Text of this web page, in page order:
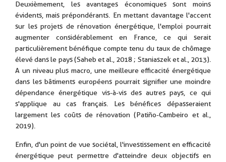
Deuxièmement, les avantages économiques sont moins
évidents, mais prépondérants. En mettant davantage l'accent
sur les projets de rénovation énergétique, l'emploi pourrait
augmenter considérablement en France, ce qui serait
particulièrement bénéfique compte tenu du taux de chômage
élevé dans le pays (Saheb et al., 2018 ; Staniaszek et al., 2013).
A un niveau plus macro, une meilleure efficacité énergétique
dans les bâtiments européens pourrait signifier une moindre
dépendance énergétique vis-à-vis des autres pays, ce qui
s'applique au cas français. Les bénéfices dépasseraient
largement les coûts de rénovation (Patiño-Cambeiro et al.,
2019).
Enfin, d'un point de vue sociétal, l'investissement en efficacité
énergétique peut permettre d'atteindre deux objectifs en